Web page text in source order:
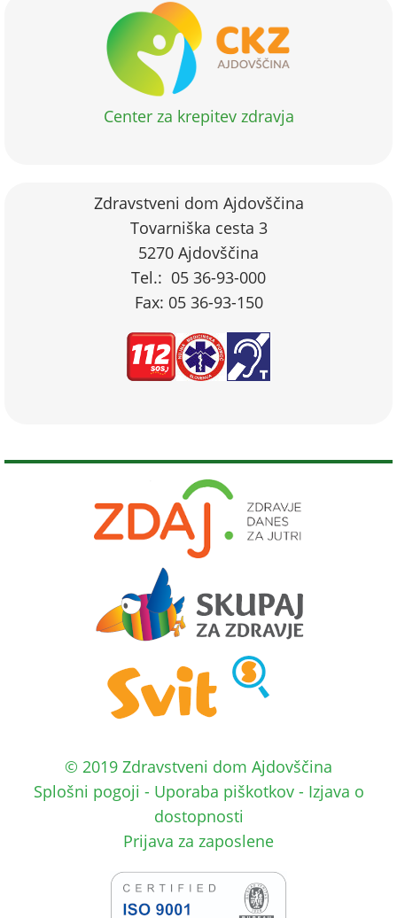
Center za krepitev zdravja
Zdravstveni dom Ajdovščina
Tovarniška cesta 3
5270 Ajdovščina
Tel.: 05 36-93-000
Fax: 05 36-93-150
© 2019 Zdravstveni dom Ajdovščina
Splošni pogoji - Uporaba piškotkov- Izjava o
dostopnosti
Prijava za zaposlene